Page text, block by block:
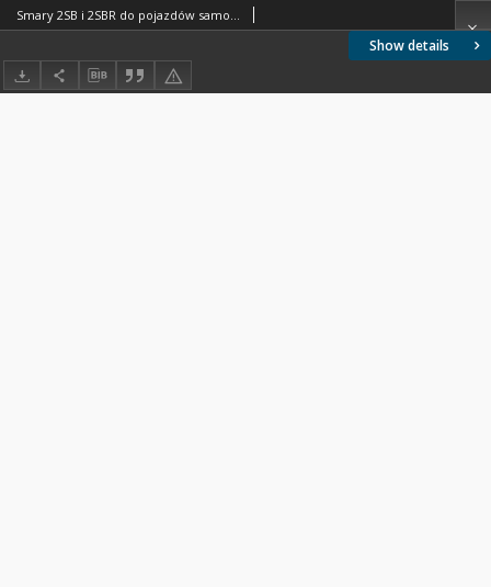
Show details
Smary 2SB i 2SBR do pojazdów samochodowych BN-72/0536-14